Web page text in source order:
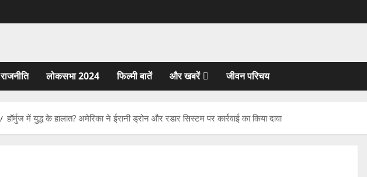
राजनीति लोकसभा 2024 फिल्मी बातें और खबरें जीवन परिचय
हॉर्मुज में युद्ध के हालात? अमेरिका ने ईरानी ड्रोन और रडार सिस्टम पर कार्रवाई का किया दावा